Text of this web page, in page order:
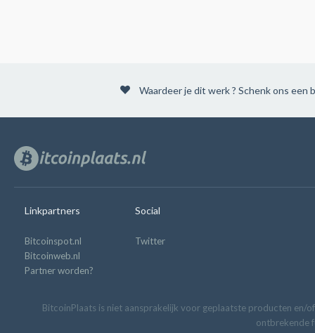
Waardeer je dit werk ? Schenk ons een
Linkpartners
Bitcoinspot.nl
Bitcoinweb.nl
Partner worden?
Social
Twitter
BitcoinPlaats is niet aansprakelijk voor geplaatste producten en/
ontbrekende